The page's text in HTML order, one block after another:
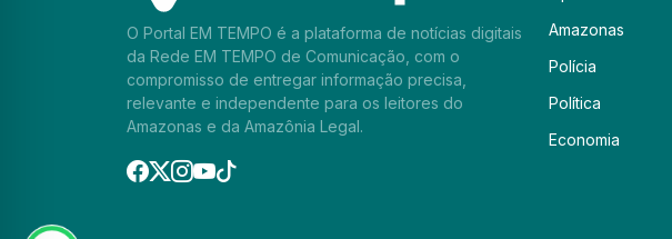
O Portal EM TEMPO é a plataforma de notícias digitais
da Rede EM TEMPO de Comunicação, com o
compromisso de entregar informação precisa,
relevante e independente para os leitores do
Amazonas e da Amazônia Legal.
Amazonas
Polícia
Política
Economia